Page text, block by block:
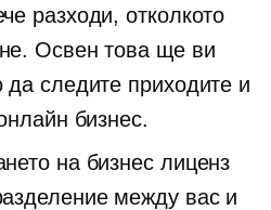
разходи, отколкото
Освен това ще ви
да следите приходите и
бизнес.
на бизнес лиценз
между вас и